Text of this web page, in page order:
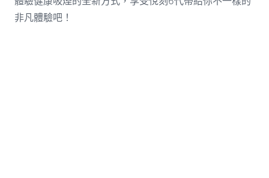
非凡體驗吧！